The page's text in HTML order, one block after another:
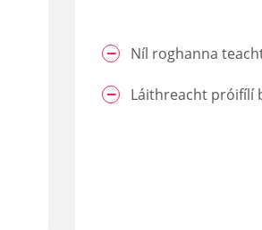
Níl roghanna
Láithreacht próifílí